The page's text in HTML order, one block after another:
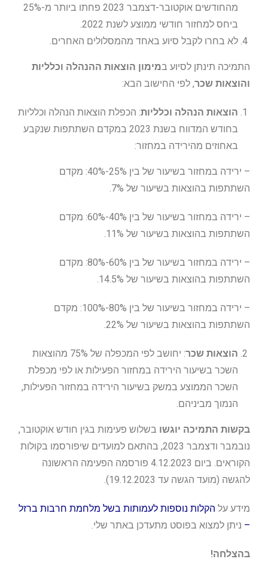
מהחודשים אוקטובר-דצמבר 2023 פחתו ביותר מ-25%
ביחס למחזור חודשי ממוצע לשנת 2022.
לא בחרו לקבל סיוע באחד מהמסלולים האחרים.
התמיכה תינתן לסיוע במימון הוצאות ההנהלה וכלליות
והוצאות שכר, לפי החישוב הבא:
הוצאות הנהלה וכלליות: הכפלת הוצאות הנהלה וכלליות
בחודש המדווח בשנת 2023 במקדם השתתפות שנקבע
באחוזים מהירידה במחזור:
– ירידה במחזור בשיעור של בין 25%-40%: מקדם
השתתפות בהוצאות בשיעור של 7%.
– ירידה במחזור בשיעור של בין 40%-60%: מקדם
השתתפות בהוצאות בשיעור של 11%.
– ירידה במחזור בשיעור של בין 60%-80%: מקדם
השתתפות בהוצאות בשיעור של 14.5%.
– ירידה במחזור בשיעור של בין 80%-100%: מקדם
השתתפות בהוצאות בשיעור של 22%.
הוצאות שכר
: יחושב לפי המכפלה של 75% מהוצאות
השכר בשיעור הירידה במחזור הפעילות או לפי מכפלת
השכר הממוצע במשק בשיעור הירידה במחזור הפעילות,
הנמוך מביניהם.
בקשות התמיכה יוגשו בשלוש פעימות בגין חודש אוקטובר,
נובמבר ודצמבר 2023, בהתאם למועדים שיפורסמו בקולות
הקוראים. ביום 4.12.2023 פורסמה הפעימה הראשונה
להגשה (מועד הגשה עד 19.12.2023).
מידע על הקלות נוספות לעמותות בשל מלחמת חרבות ברזל
– ניתן למצוא בפוסט מתעדכן באתר שלי.
בהצלחה!